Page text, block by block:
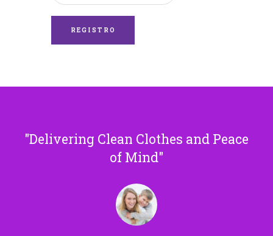
Delivering Clean Clothes and Peace
of Mind